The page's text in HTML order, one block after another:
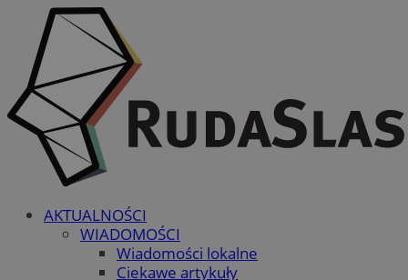
AKTUALNOŚCI
WIADOMOŚCI
Wiadomości lokalne
Ciekawe artykuły